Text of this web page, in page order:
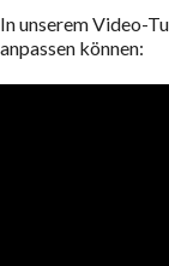
In unserem Video-
anpassen können: